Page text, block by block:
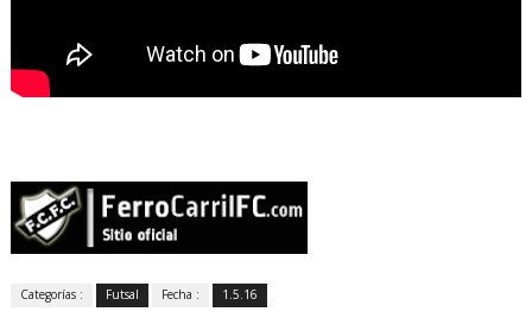
Categorías : Futsal Fecha : 1.5.16